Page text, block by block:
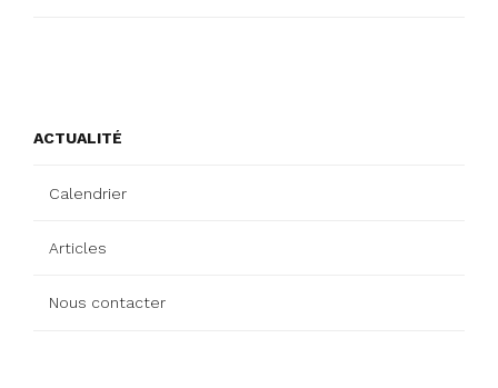
ACTUALITÉ
Calendrier
Articles
Nous contacter